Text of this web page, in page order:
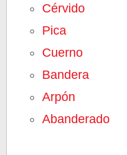
Cérvido
Pica
Cuerno
Bandera
Arpón
Abanderado